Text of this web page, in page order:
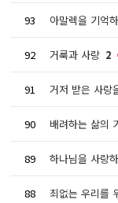
93 아말렉을 기억
92 거룩과 사랑 2
91 거저 받은 사랑
90 배려하는 삶의
89 하나님을 사랑
88 죄없는 우리를